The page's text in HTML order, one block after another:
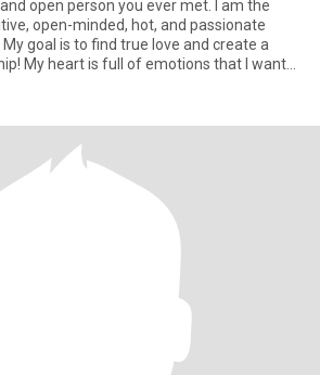
open person you ever met. I am the
open-minded, hot, and passionate
goal is to find true love and create a
My heart is full of emotions that I want